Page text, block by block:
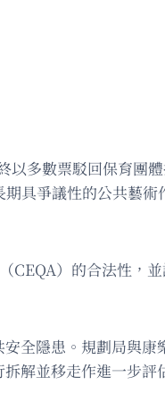
多數票駁回保育團
具爭議性的公共藝術
）的合法性，
全隱患。規劃局與康
解並移走作進一步評